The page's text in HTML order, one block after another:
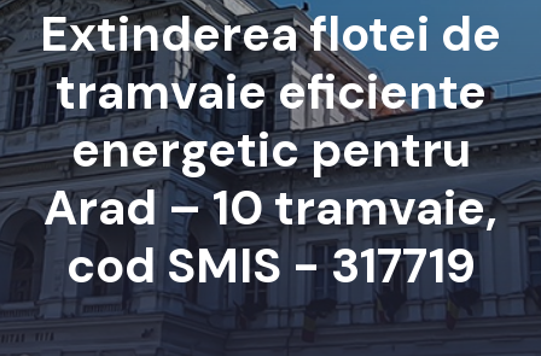
Extinderea flotei de
tramvaie eficiente
energetic pentru
Arad – 10 tramvaie,
cod SMIS - 317719